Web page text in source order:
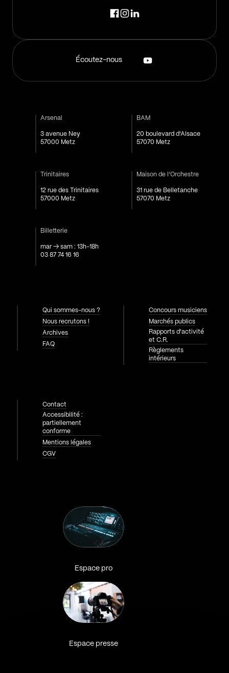
Écoutez-nous
Arsenal
3 avenue Ney
57000 Metz
BAM
20 boulevard d'Alsace
57070 Metz
Trinitaires
12 rue des Trinitaires
57000 Metz
Maison de l’Orchestre
31 rue de Belletanche
57070 Metz
Billetterie
mar → sam : 13h-18h
03 87 74 16 16
Qui sommes-nous ?
Nous recrutons !
Archives
FAQ
Concours musiciens
Marchés publics
Rapports d'activité
et C.R.
Règlements
intérieurs
Contact
Accessibilité :
partiellement
conforme
Mentions légales
CGV
Espace pro
Espace presse